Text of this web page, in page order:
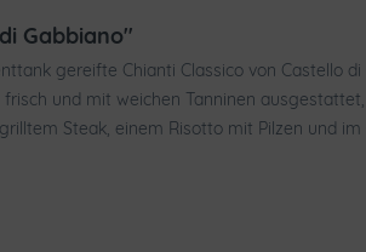
Gabbiano"
gereifte Chianti Classico von Castello
und mit weichen Tanninen
Steak, einem Risotto mit Pilzen und